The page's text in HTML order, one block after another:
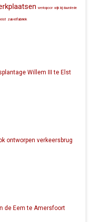
werkspoor wijk bij duurstede
zuivelfabriek
Willem III te Elst
ontworpen verkeersbrug
de Eem te Amersfoort